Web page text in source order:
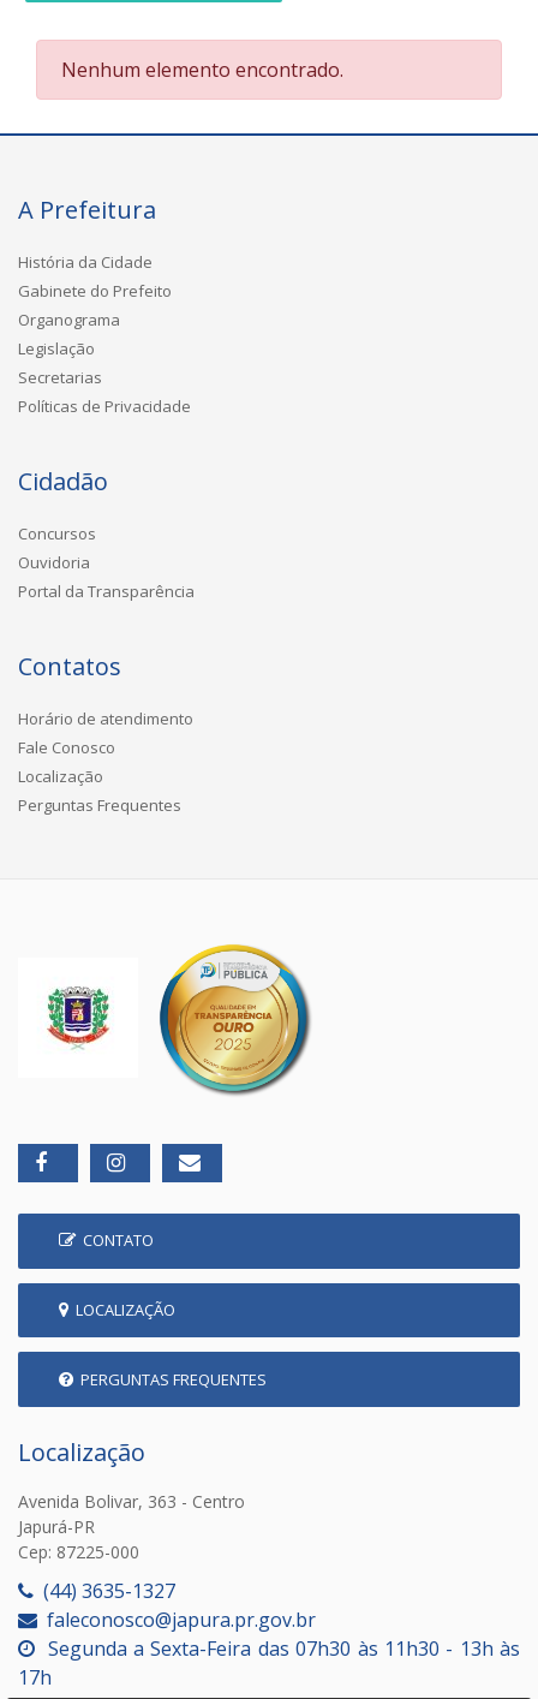
Nenhum elemento encontrado.
A Prefeitura
História da Cidade
Gabinete do Prefeito
Organograma
Legislação
Secretarias
Políticas de Privacidade
Cidadão
Concursos
Ouvidoria
Portal da Transparência
Contatos
Horário de atendimento
Fale Conosco
Localização
Perguntas Frequentes
CONTATO
LOCALIZAÇÃO
PERGUNTAS FREQUENTES
Localização
Avenida Bolivar, 363 - Centro
Japurá-PR
Cep: 87225-000
(44) 3635-1327
faleconosco@japura.pr.gov.br
Segunda a Sexta-Feira das 07h30 às 11h30 - 13h às
17h